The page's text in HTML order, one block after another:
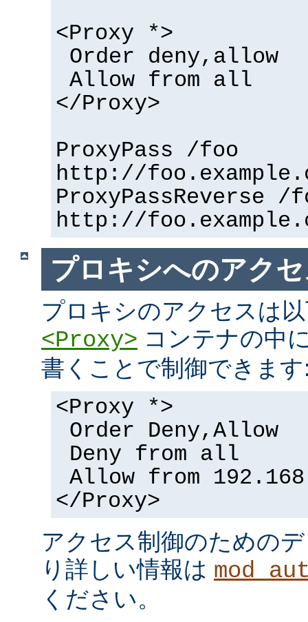
<Proxy *>
Order deny,allow
Allow from all
</Proxy>
ProxyPass /foo
http://
ProxyPassReverse /
http://
プロキシへのアク
プロキシのアクセスは
<Proxy> コンテナの中
書くことで制御できま
<Proxy *>
Order Deny,Allow
Deny from all
Allow from
</Proxy>
アクセス制御のための
り詳しい情報は
ください。